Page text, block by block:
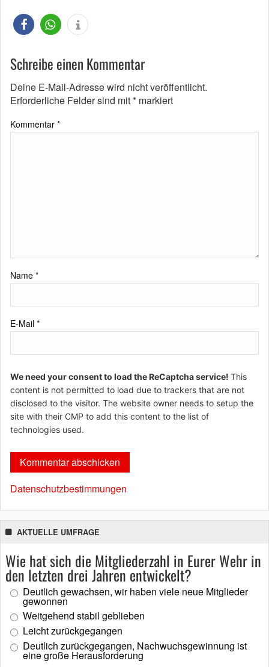
Schreibe einen Kommentar
Deine E-Mail-Adresse wird nicht veröffentlicht.
Erforderliche Felder sind mit* markiert
Kommentar *
Name *
E-Mail *
We need your consent to load the ReCaptcha service! This
content is not permitted to load due to trackers that are not
disclosed to the visitor. The website owner needs to setup the
site with their CMP to add this content to the list of
technologies used.
Datenschutzbestimmungen
AKTUELLE UMFRAGE
Wie hat sich die Mitgliederzahl in Eurer Wehr in
den letzten drei Jahren entwickelt?
Deutlich gewachsen, wir haben viele neue Mitglieder
gewonnen
Weitgehend stabil geblieben
Leicht zurückgegangen
Deutlich zurückgegangen, Nachwuchsgewinnung ist
eine große Herausforderung